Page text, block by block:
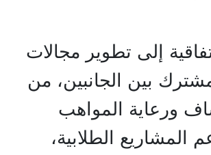
إلى تطوير مجالات
بين الجانبين، من
ورعاية المواهب
المشاريع الطلابية،